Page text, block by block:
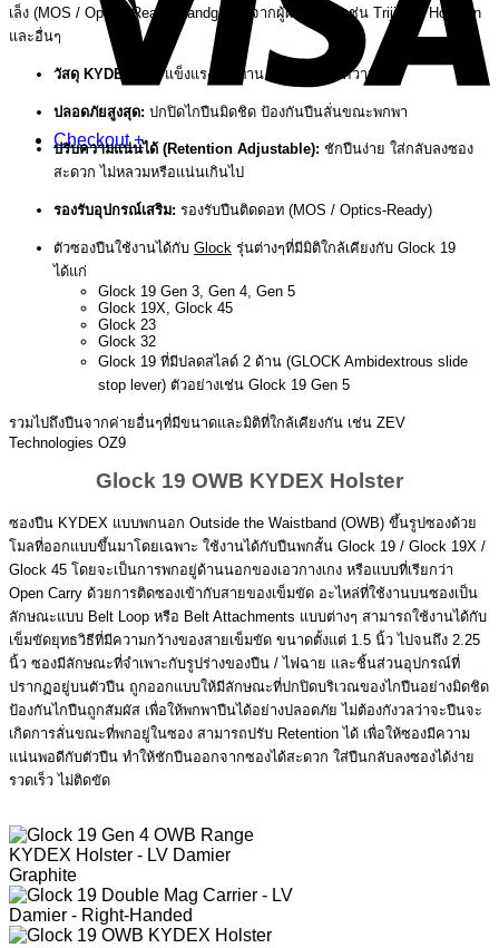
Checkout +
เล็ง (MOS / Optics-Ready Handguns) จากผู้ผลิตอย่างเช่น Trijicon, Holosun
และอื่นๆ
วัสดุ KYDEX แท้: แข็งแรง ทนทาน ทนเหงื่อและความชื้น
ปลอดภัยสูงสุด: ปกปิดไกปืนมิดชิด ป้องกันปืนลั่นขณะพกพา
ปรับความแน่นได้ (Retention Adjustable): ชักปืนง่าย ใส่กลับลงซอง
สะดวก ไม่หลวมหรือแน่นเกินไป
รองรับอุปกรณ์เสริม: รองรับปืนติดดอท (MOS / Optics-Ready)
ตัวซองปืนใช้งานได้กับ Glock รุ่นต่างๆที่มีมิติใกล้เคียงกับ Glock 19
ได้แก่
Glock 19 Gen 3, Gen 4, Gen 5
Glock 19X, Glock 45
Glock 23
Glock 32
Glock 19 ที่มีปลดสไลด์ 2 ด้าน (GLOCK Ambidextrous slide
stop lever) ตัวอย่างเช่น Glock 19 Gen 5
รวมไปถึงปืนจากค่ายอื่นๆที่มีขนาดและมิติที่ใกล้เคียงกัน เช่น ZEV
Technologies OZ9
Glock 19 OWB KYDEX Holster
ซองปืน KYDEX แบบพกนอก Outside the Waistband (OWB) ขึ้นรูปซองด้วย
โมลที่ออกแบบขึ้นมาโดยเฉพาะ ใช้งานได้กับปืนพกสั้น Glock 19 / Glock 19X /
Glock 45 โดยจะเป็นการพกอยู่ด้านนอกของเอวกางเกง หรือแบบที่เรียกว่า
Open Carry ด้วยการติดซองเข้ากับสายของเข็มขัด อะไหล่ที่ใช้งานบนซองเป็น
ลักษณะแบบ Belt Loop หรือ Belt Attachments แบบต่างๆ สามารถใช้งานได้กับ
เข็มขัดยุทธวิธีที่มีความกว้างของสายเข็มขัด ขนาดตั้งแต่ 1.5 นิ้ว ไปจนถึง 2.25
นิ้ว ซองมีลักษณะที่จำเพาะกับรูปร่างของปืน / ไฟฉาย และชิ้นส่วนอุปกรณ์ที่
ปรากฏอยู่บนตัวปืน ถูกออกแบบให้มีลักษณะที่ปกปิดบริเวณของไกปืนอย่างมิดชิด
ป้องกันไกปืนถูกสัมผัส เพื่อให้พกพาปืนได้อย่างปลอดภัย ไม่ต้องกังวลว่าจะปืนจะ
เกิดการลั่นขณะที่พกอยู่ในซอง สามารถปรับ Retention ได้ เพื่อให้ซองมีความ
แน่นพอดีกับตัวปืน ทำให้ชักปืนออกจากซองได้สะดวก ใส่ปืนกลับลงซองได้ง่าย
รวดเร็ว ไม่ติดขัด